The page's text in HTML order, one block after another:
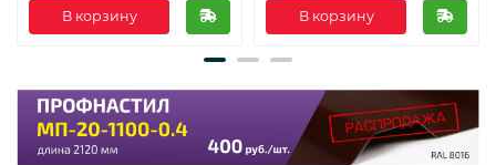
В корзину В корзину